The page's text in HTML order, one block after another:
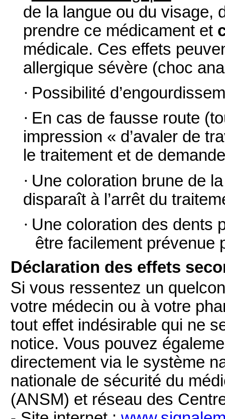
de la langue ou du visage,
prendre ce médicament et
médicale. Ces effets
allergique sévère (choc
· Possibilité
· En cas de fausse route
impression « d’avaler de
le traitement et de
· Une coloration brune de
disparaît à l’arrêt du
· Une coloration des dents
être facilement prévenue
Déclaration des effets
Si vous ressentez un
votre médecin ou à votre
tout effet indésirable qui ne
notice. Vous pouvez
directement via le système
nationale de sécurité du
(ANSM) et réseau des